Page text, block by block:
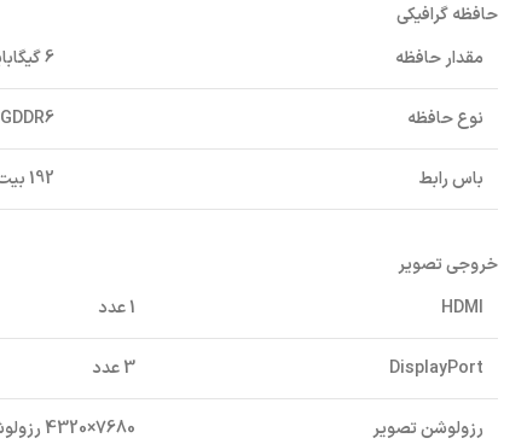
حافظه گرافیکی
مقدار حافظه
6 گیگابایت
نوع حافظه GDDR6
باس رابط 192 بیت
خروجی تصویر
HDMI
1 عدد
DisplayPort 3 عدد
رزولوشن تصویر 7680×4320 رزولوشن